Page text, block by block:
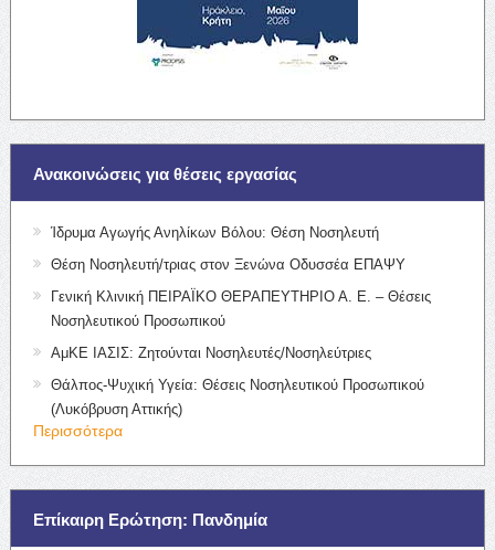
Ανακοινώσεις για θέσεις εργασίας
Ίδρυμα Αγωγής Ανηλίκων Βόλου: Θέση Νοσηλευτή
Θέση Νοσηλευτή/τριας στον Ξενώνα Οδυσσέα ΕΠΑΨΥ
Γενική Κλινική ΠΕΙΡΑΪΚΟ ΘΕΡΑΠΕΥΤΗΡΙΟ Α. Ε. – Θέσεις
Νοσηλευτικού Προσωπικού
ΑμΚΕ ΙΑΣΙΣ: Ζητούνται Νοσηλευτές/Νοσηλεύτριες
Θάλπος-Ψυχική Υγεία: Θέσεις Νοσηλευτικού Προσωπικού
(Λυκόβρυση Αττικής)
Περισσότερα
Επίκαιρη Ερώτηση: Πανδημία